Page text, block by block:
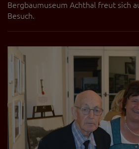
Bergbaumuseum Achthal freut sich
Besuch.
Zurück